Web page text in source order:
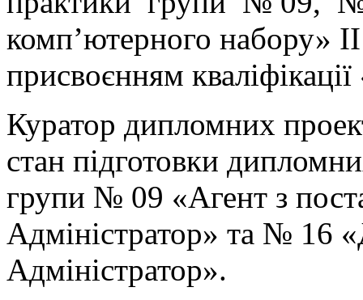
комп’ютерного набору»
присвоєнням
Куратор дипломних
стан підготовки
групи № 09 «Агент з
Адміністратор» та № 16
Адміністратор».